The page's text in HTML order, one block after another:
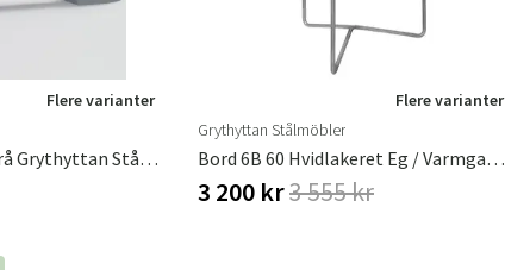
Flere varianter
Gulvbeskyttelse Grå Grythyttan Stålmöbler
Flere varianter
Grythyttan Stålmöbler
Bord 6B 60 Hvidlakeret Eg / Varmgalvaniseret Stel
3 200 kr3 555 kr